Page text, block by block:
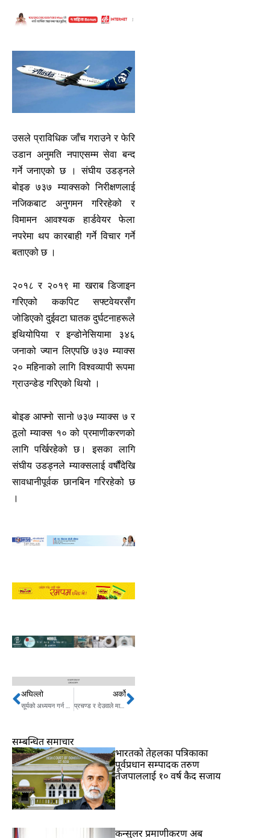
उसले प्राविधिक जाँच गराउने र फेरि
उडान अनुमति नपाएसम्म सेवा बन्द
गर्ने जनाएको छ । संघीय उडड्नले
बोइङ ७३७ म्याक्सको निरीक्षणलाई
नजिकबाट अनुगमन गरिरहेको र
विमामन आवश्यक हार्डवेयर फेला
नपरेमा थप कारबाही गर्ने विचार गर्ने
बताएको छ ।
२०१८ र २०१९ मा खराब डिजाइन
गरिएको ककपिट सफ्टवेयरसँग
जोडिएको दुईवटा घातक दुर्घटनाहरूले
इथियोपिया र इन्डोनेसियामा ३४६
जनाको ज्यान लिएपछि ७३७ म्याक्स
२० महिनाको लागि विश्वव्यापी रूपमा
ग्राउन्डेड गरिएको थियो ।
बोइङ आफ्नो सानो ७३७ म्याक्स ७ र
ठूलो म्याक्स १० को प्रमाणीकरणको
लागि पर्खिरहेको छ। इसका लागि
संघीय उडड्नले म्याक्सलाई वर्षौंदेखि
सावधानीपूर्वक छानबिन गरिरहेको छ
।
Prev
अघिल्लो
सूर्यको अध्ययन गर्न गएको आदित्य –L1गन्तव्यमा
अर्को
प्रचण्ड र देउवाले माधवलाई कसरी फकाए ? Next
सम्बन्धित समाचार
भारतकाे तेहलका पत्रिकाका
पूर्वप्रधान सम्पादक तरुण
तेजपाललाई १० वर्ष कैद सजाय
कन्सुलर प्रमाणीकरण अब